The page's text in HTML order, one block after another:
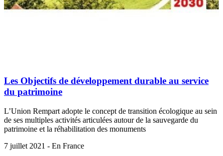
Les Objectifs de développement durable au service
du patrimoine
L’Union Rempart adopte le concept de transition écologique au sein
de ses multiples activités articulées autour de la sauvegarde du
patrimoine et la réhabilitation des monuments
7 juillet 2021 - En France